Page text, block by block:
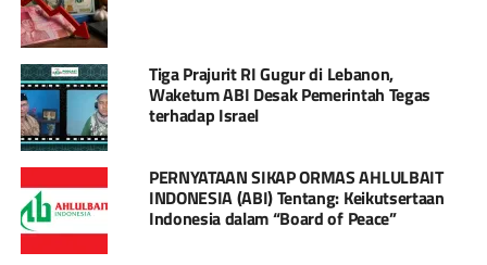
Tiga Prajurit RI Gugur di Lebanon,
Waketum ABI Desak Pemerintah Tegas
terhadap Israel
PERNYATAAN SIKAP ORMAS AHLULBAIT
INDONESIA (ABI) Tentang: Keikutsertaan
Indonesia dalam “Board of Peace”